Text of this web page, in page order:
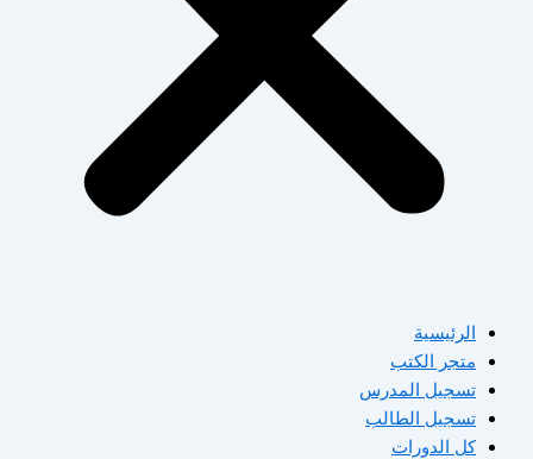
الرئيسية
متجر الكتب
تسجيل المدرس
تسجيل الطالب
كل الدورات